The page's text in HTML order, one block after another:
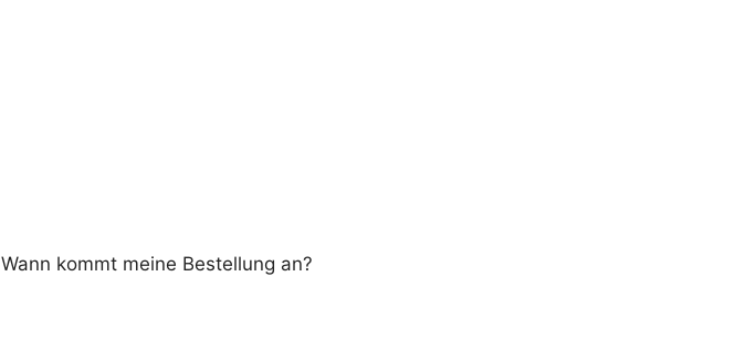
Wann kommt meine Bestellung an?